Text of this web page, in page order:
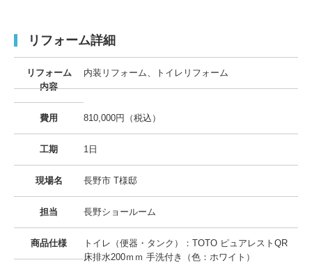
リフォーム詳細
リフォーム
内容
内装リフォーム、トイレリフォーム
費用 810,000円（税込）
工期 1日
現場名 長野市 T様邸
担当 長野ショールーム
商品仕様
トイレ（便器・タンク）：TOTO ピュアレストQR
床排水200ｍｍ 手洗付き（色：ホワイト）